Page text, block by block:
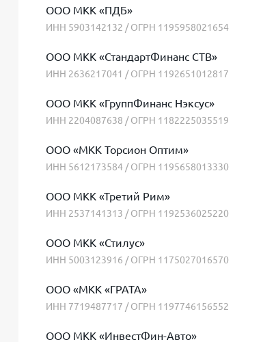
ООО МКК «ПДБ»
ИНН 5903142132 / ОГРН 1195958021654
ООО МКК «СтандартФинанс СТВ»
ИНН 2636217041 / ОГРН 1192651012817
ООО МКК «ГруппФинанс Нэксус»
ИНН 2204087638 / ОГРН 1182225035519
ООО «МКК Торсион Оптим»
ИНН 5612173584 / ОГРН 1195658013330
ООО МКК «Третий Рим»
ИНН 2537141313 / ОГРН 1192536025220
ООО МКК «Стилус»
ИНН 5003123916 / ОГРН 1175027016570
ООО «МКК «ГРАТА»
ИНН 7719487717 / ОГРН 1197746156552
ООО МКК «ИнвестФин-Авто»